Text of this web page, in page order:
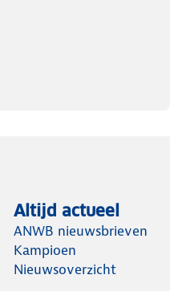
Altijd actueel
ANWB nieuwsbrieven
Kampioen
Nieuwsoverzicht